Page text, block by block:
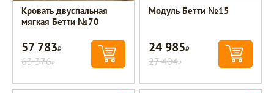
Кровать двуспальная
мягкая Бетти №70
57 783Р
63 376Р
Модуль Бетти №15
24 985Р
27 404Р